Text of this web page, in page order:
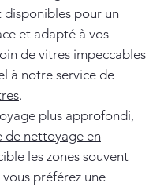
disponibles pour un
et adapté à vos
de vitres impeccables
à notre service de
.
plus approfondi,
de nettoyage en
les zones souvent
vous préférez une